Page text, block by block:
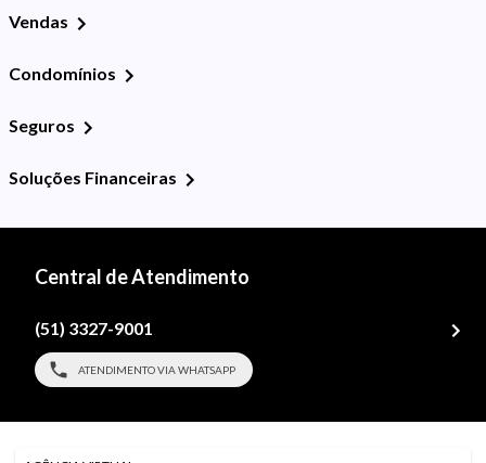
Vendas
Condomínios
Seguros
Soluções Financeiras
Central de Atendimento
(51) 3327-9001
ATENDIMENTO VIA WHATSAPP